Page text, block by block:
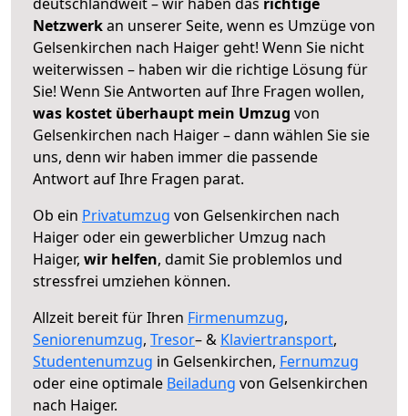
Netzwerkan unserer Seite, wenn es Umzüge von
Gelsenkirchen nach Haiger geht! Wenn Sie nicht
weiterwissen – haben wir die richtige Lösung für
Sie! Wenn Sie Antworten auf Ihre Fragen wollen,
was kostet überhaupt mein Umzug von
Gelsenkirchen nach Haiger – dann wählen Sie sie
uns, denn wir haben immer die passende
Antwort auf Ihre Fragen parat.
Ob ein Privatumzug von Gelsenkirchen nach
Haiger oder ein gewerblicher Umzug nach
Haiger, wir helfen, damit Sie problemlos und
stressfrei umziehen können.
Allzeit bereit für Ihren Firmenumzug,
Seniorenumzug, Tresor– & Klaviertransport,
Studentenumzug in Gelsenkirchen, Fernumzug
oder eine optimale Beiladung von Gelsenkirchen
nach Haiger.